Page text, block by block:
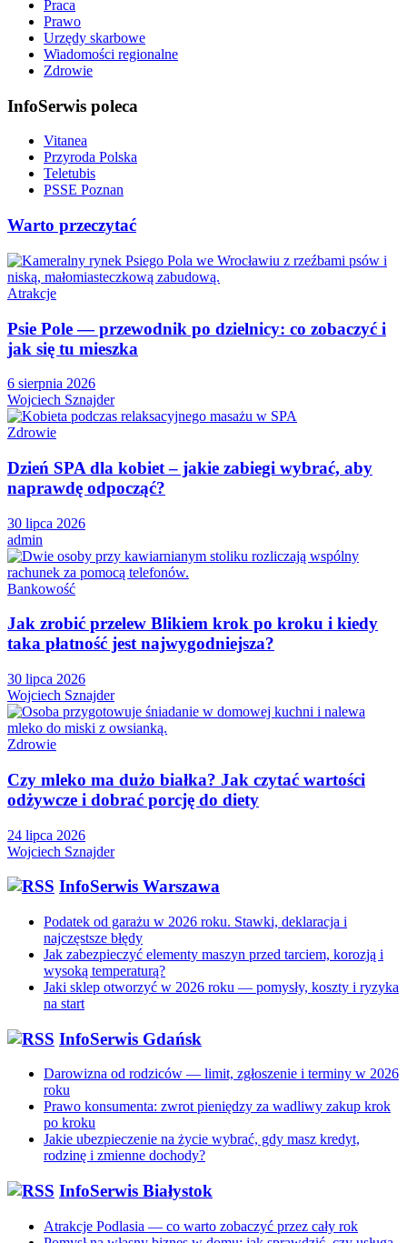
Praca
Prawo
Urzędy skarbowe
Wiadomości regionalne
Zdrowie
InfoSerwis poleca
Vitanea
Przyroda Polska
Teletubis
PSSE Poznan
Warto przeczytać
Atrakcje
Psie Pole — przewodnik po dzielnicy: co zobaczyć i
jak się tu mieszka
6 sierpnia 2026
Wojciech Sznajder
Zdrowie
Dzień SPA dla kobiet – jakie zabiegi wybrać, aby
naprawdę odpocząć?
30 lipca 2026
admin
Bankowość
Jak zrobić przelew Blikiem krok po kroku i kiedy
taka płatność jest najwygodniejsza?
30 lipca 2026
Wojciech Sznajder
Zdrowie
Czy mleko ma dużo białka? Jak czytać wartości
odżywcze i dobrać porcję do diety
24 lipca 2026
Wojciech Sznajder
InfoSerwis Warszawa
Podatek od garażu w 2026 roku. Stawki, deklaracja i
najczęstsze błędy
Jak zabezpieczyć elementy maszyn przed tarciem, korozją i
wysoką temperaturą?
Jaki sklep otworzyć w 2026 roku — pomysły, koszty i ryzyka
na start
InfoSerwis Gdańsk
Darowizna od rodziców — limit, zgłoszenie i terminy w 2026
roku
Prawo konsumenta: zwrot pieniędzy za wadliwy zakup krok
po kroku
Jakie ubezpieczenie na życie wybrać, gdy masz kredyt,
rodzinę i zmienne dochody?
InfoSerwis Białystok
Atrakcje Podlasia — co warto zobaczyć przez cały rok